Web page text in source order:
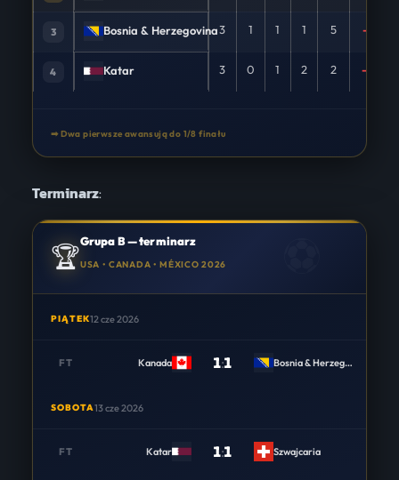
3 Bosnia & Herzegovina3 1 1 1 5 -1
4 Katar 3 0 1 2 2 -8
➡ Dwa pierwsze awansują do 1/8 finału
Terminarz:
🏆Grupa B — terminarz
USA • CANADA • MÉXICO 2026
PIĄTEK12 cze 2026
FT Kanada 1:1 Bosnia & Herzegovina
SOBOTA13 cze 2026
FT Katar 1:1 Szwajcaria